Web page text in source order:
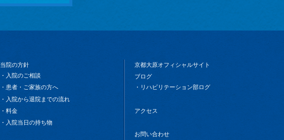
当院の方針
入院のご相談
患者・ご家族の方へ
入院から退院までの流れ
料金
入院当日の持ち物
京都大原オフィシャルサイト
ブログ
リハビリテーション部ログ
アクセス
お問い合わせ